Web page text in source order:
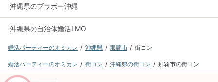
沖縄県のブラボー沖縄
沖縄県の自治体婚活LMO
婚活パーティーのオミカレ 沖縄県 那覇市 街コン
婚活パーティーのオミカレ 街コン 沖縄県の街コン 那覇市の街コン